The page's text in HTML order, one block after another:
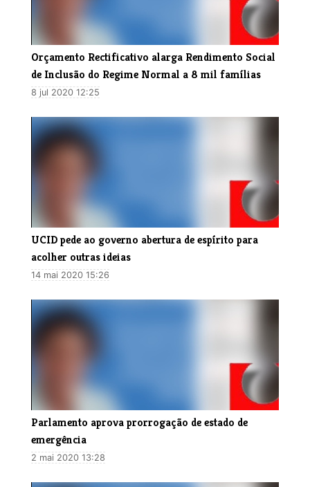
Orçamento Rectificativo alarga Rendimento Social
de Inclusão do Regime Normal a 8 mil famílias
8 jul 2020 12:25
UCID pede ao governo abertura de espírito para
acolher outras ideias
14 mai 2020 15:26
Parlamento aprova prorrogação de estado de
emergência
2 mai 2020 13:28